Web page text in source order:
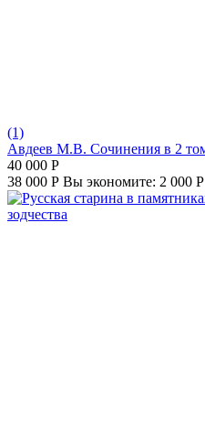
(1)
Авдеев М.В. Сочинения в 2
40 000 Р
38 000 Р Вы экономите: 2 000 Р